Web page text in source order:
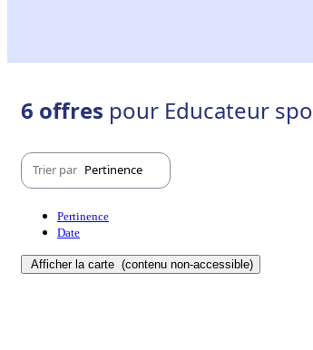
6 offres pour Educateur
Trier par Pertinence
Pertinence
Date
Afficher la carte (contenu non-accessible)